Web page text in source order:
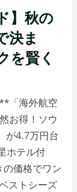
】秋の
決ま
を賢く
「海外航空
お得！ソウ
が4.7万円台
ホテル付
価格でワン
ストシーズ